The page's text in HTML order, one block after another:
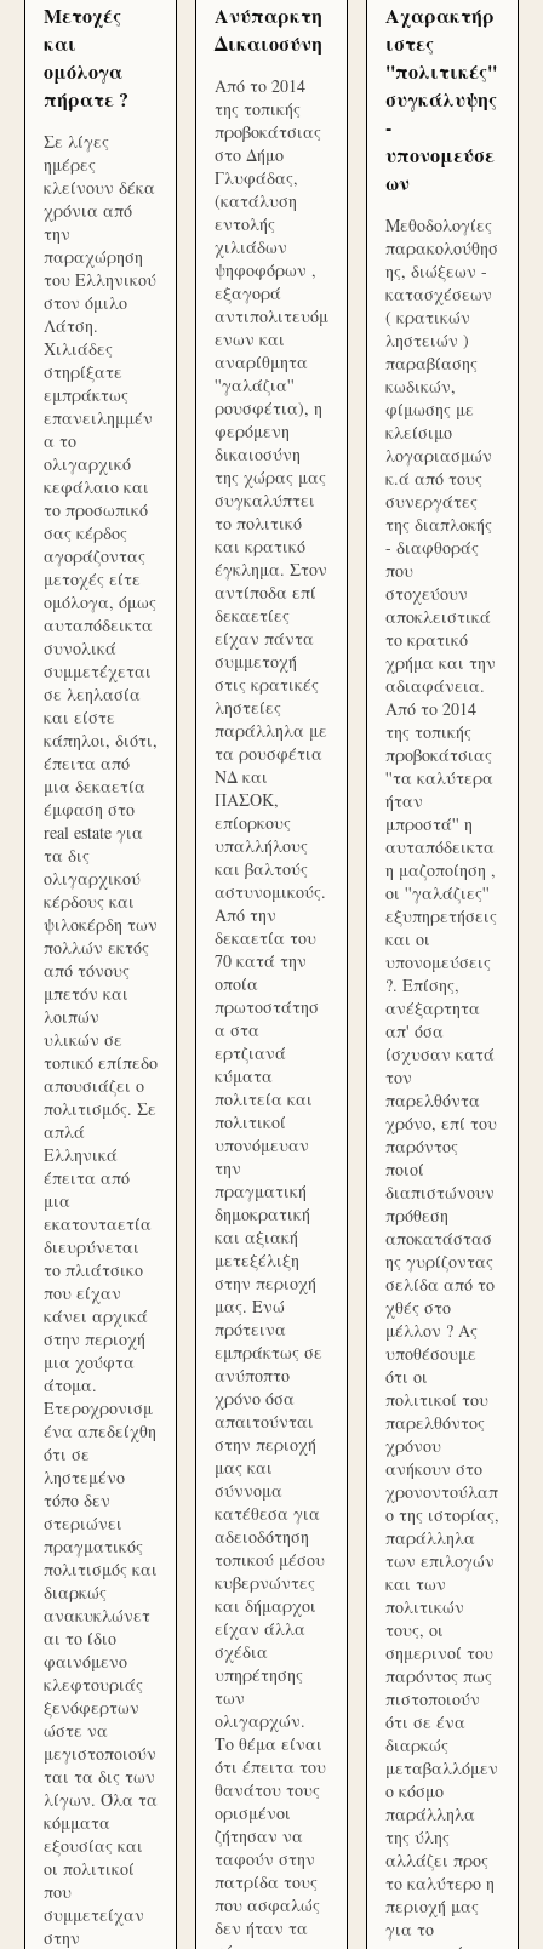
Μετοχές
και
ομόλογα
πήρατε ?
Σε λίγες
ημέρες
κλείνουν δέκα
χρόνια από
την
παραχώρηση
του Ελληνικού
στον όμιλο
Λάτση.
Χιλιάδες
στηρίξατε
εμπράκτως
επανειλημμέν
α το
ολιγαρχικό
κεφάλαιο και
το προσωπικό
σας κέρδος
αγοράζοντας
μετοχές είτε
ομόλογα, όμως
αυταπόδεικτα
συνολικά
συμμετέχεται
σε λεηλασία
και είστε
κάπηλοι, διότι,
έπειτα από
μια δεκαετία
έμφαση στο
real estate για
τα δις
ολιγαρχικού
κέρδους και
ψιλοκέρδη των
πολλών εκτός
από τόνους
μπετόν και
λοιπών
υλικών σε
τοπικό επίπεδο
απουσιάζει ο
πολιτισμός. Σε
απλά
Ελληνικά
έπειτα από
μια
εκατονταετία
διευρύνεται
το πλιάτσικο
που είχαν
κάνει αρχικά
στην περιοχή
μια χούφτα
άτομα.
Ετεροχρονισμ
ένα απεδείχθη
ότι σε
ληστεμένο
τόπο δεν
στεριώνει
πραγματικός
πολιτισμός και
διαρκώς
ανακυκλώνετ
αι το ίδιο
φαινόμενο
κλεφτουριάς
ξενόφερτων
ώστε να
μεγιστοποιούν
ται τα δις των
λίγων. Όλα τα
κόμματα
εξουσίας και
οι πολιτικοί
που
συμμετείχαν
στην
Ανύπαρκτη
Δικαιοσύνη
Από το 2014
της τοπικής
προβοκάτσιας
στο Δήμο
Γλυφάδας,
(κατάλυση
εντολής
χιλιάδων
ψηφοφόρων ,
εξαγορά
αντιπολιτευόμ
ενων και
αναρίθμητα
''γαλάζια''
ρουσφέτια), η
φερόμενη
δικαιοσύνη
της χώρας μας
συγκαλύπτει
το πολιτικό
και κρατικό
έγκλημα. Στον
αντίποδα επί
δεκαετίες
είχαν πάντα
συμμετοχή
στις κρατικές
ληστείες
παράλληλα με
τα ρουσφέτια
ΝΔ και
ΠΑΣΟΚ,
επίορκους
υπαλλήλους
και βαλτούς
αστυνομικούς.
Από την
δεκαετία του
70 κατά την
οποία
πρωτοστάτησ
α στα
ερτζιανά
κύματα
πολιτεία και
πολιτικοί
υπονόμευαν
την
πραγματική
δημοκρατική
και αξιακή
μετεξέλιξη
στην περιοχή
μας. Ενώ
πρότεινα
εμπράκτως σε
ανύποπτο
χρόνο όσα
απαιτούνται
στην περιοχή
μας και
σύννομα
κατέθεσα για
αδειοδότηση
τοπικού μέσου
κυβερνώντες
και δήμαρχοι
είχαν άλλα
σχέδια
υπηρέτησης
των
ολιγαρχών.
Το θέμα είναι
ότι έπειτα του
θανάτου τους
ορισμένοι
ζήτησαν να
ταφούν στην
πατρίδα τους
που ασφαλώς
δεν ήταν τα
Αχαρακτήρ
ιστες
''πολιτικές''
συγκάλυψης
-
υπονομεύσε
ων
Μεθοδολογίες
παρακολούθησ
ης, διώξεων -
κατασχέσεων
( κρατικών
ληστειών )
παραβίασης
κωδικών,
φίμωσης με
κλείσιμο
λογαριασμών
κ.ά από τους
συνεργάτες
της διαπλοκής
- διαφθοράς
που
στοχεύουν
αποκλειστικά
το κρατικό
χρήμα και την
αδιαφάνεια.
Από το 2014
της τοπικής
προβοκάτσιας
''τα καλύτερα
ήταν
μπροστά'' η
αυταπόδεικτα
η μαζοποίηση ,
οι ''γαλάζιες''
εξυπηρετήσεις
και οι
υπονομεύσεις
?. Επίσης,
ανέξαρτητα
απ' όσα
ίσχυσαν κατά
τον
παρελθόντα
χρόνο, επί του
παρόντος
ποιοί
διαπιστώνουν
πρόθεση
αποκατάστασ
ης γυρίζοντας
σελίδα από το
χθές στο
μέλλον ? Ας
υποθέσουμε
ότι οι
πολιτικοί του
παρελθόντος
χρόνου
ανήκουν στο
χρονοντούλαπ
ο της ιστορίας,
παράλληλα
των επιλογών
και των
πολιτικών
τους, οι
σημερινοί του
παρόντος πως
πιστοποιούν
ότι σε ένα
διαρκώς
μεταβαλλόμεν
ο κόσμο
παράλληλα
της ύλης
αλλάζει προς
το καλύτερο η
περιοχή μας
για το